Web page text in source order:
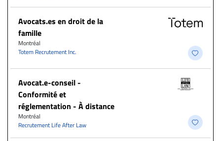
Avocats.es en droit de la
famille
Montréal
Totem Recrutement Inc.
​Avocat.e-conseil -
Conformité et
réglementation - À distance
Montréal
Recrutement Life After Law